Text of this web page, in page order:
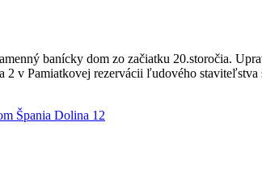
banícky dom zo začiatku 20.storočia.
v Pamiatkovej rezervácii ľudového staviteľstva
Špania Dolina 12